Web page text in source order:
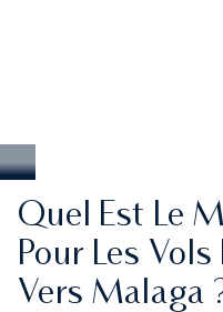
Quel Est Le
Pour Les
Vers Malaga